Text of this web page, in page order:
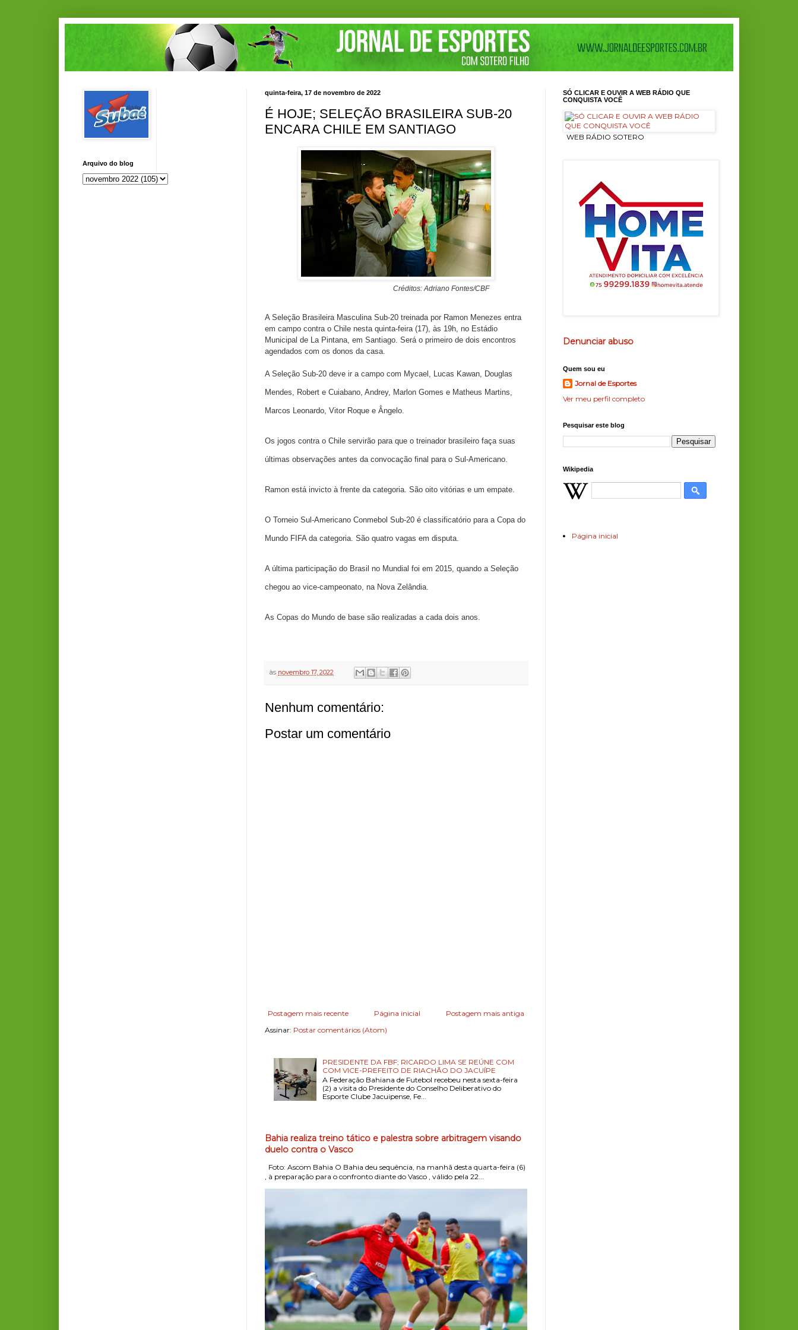
quinta-feira, 17 de novembro de 2022
É HOJE; SELEÇÃO BRASILEIRA SUB-20
ENCARA CHILE EM SANTIAGO
Créditos: Adriano Fontes/CBF
A Seleção Brasileira Masculina Sub-20 treinada por Ramon Menezes entra
em campo contra o Chile nesta quinta-feira (17), às 19h, no Estádio
Municipal de La Pintana, em Santiago. Será o primeiro de dois encontros
agendados com os donos da casa.
A Seleção Sub-20 deve ir a campo com Mycael, Lucas Kawan, Douglas
Mendes, Robert e Cuiabano, Andrey, Marlon Gomes e Matheus Martins,
Marcos Leonardo, Vitor Roque e Ângelo.
Os jogos contra o Chile servirão para que o treinador brasileiro faça suas
últimas observações antes da convocação final para o Sul-Americano.
Ramon está invicto à frente da categoria. São oito vitórias e um empate.
O Torneio Sul-Americano Conmebol Sub-20 é classificatório para a Copa do
Mundo FIFA da categoria. São quatro vagas em disputa.
A última participação do Brasil no Mundial foi em 2015, quando a Seleção
chegou ao vice-campeonato, na Nova Zelândia.
As Copas do Mundo de base são realizadas a cada dois anos.
às novembro 17, 2022
Nenhum comentário:
Postar um comentário
Postagem mais recente Postagem mais antiga
Página inicial
Assinar: Postar comentários (Atom)
PRESIDENTE DA FBF; RICARDO LIMA SE REÚNE COM
COM VICE-PREFEITO DE RIACHÃO DO JACUÍPE
A Federação Bahiana de Futebol recebeu nesta sexta-feira
(2) a visita do Presidente do Conselho Deliberativo do
Esporte Clube Jacuipense, Fe...
Bahia realiza treino tático e palestra sobre arbitragem visando
duelo contra o Vasco
Foto: Ascom Bahia O Bahia deu sequência, na manhã desta quarta-feira (6)
, à preparação para o confronto diante do Vasco , válido pela 22...
Arquivo do blog
SÓ CLICAR E OUVIR A WEB RÁDIO QUE
CONQUISTA VOCÊ
ㅤ WEB RÁDIO SOTERO
Denunciar abuso
Quem sou eu
Jornal de Esportes
Ver meu perfil completo
Pesquisar este blog
Wikipedia
Página inicial